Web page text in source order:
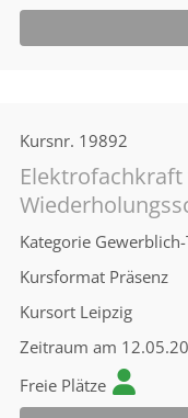
Kursnr. 19892
Kategorie
Kursformat Präsenz
Kursort Leipzig
Zeitraum am
Freie Plätze